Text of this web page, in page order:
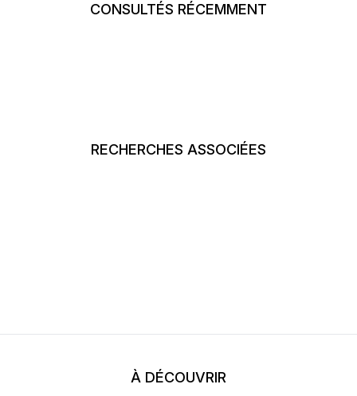
CONSULTÉS RÉCEMMENT
RECHERCHES ASSOCIÉES
À DÉCOUVRIR